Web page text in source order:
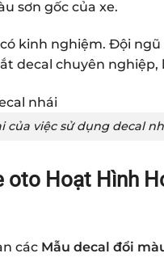
sơn gốc của xe.
kinh nghiệm. Đội
decal chuyên nghiệp,
của việc sử dụng decal
oto Hoạt Hình
các Mẫu decal đổi